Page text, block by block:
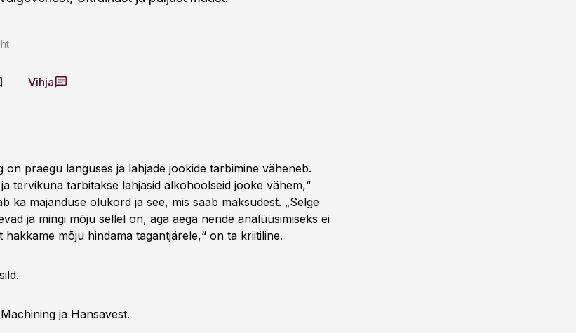
Vihja
praegu languses ja lahjade jookide tarbimine väheneb.
tervikuna tarbitakse lahjasid alkohoolseid jooke vähem,“
ka majanduse olukord ja see, mis saab maksudest. „Selge
ja mingi mõju sellel on, aga aega nende analüüsimiseks ei
mõju hindama tagantjärele,“ on ta kriitiline.
ja Hansavest.